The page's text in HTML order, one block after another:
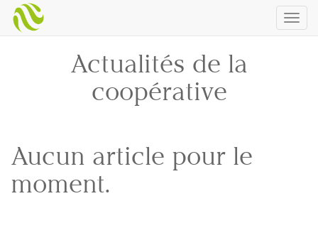
Actualités de la
coopérative
Aucun article pour le
moment.